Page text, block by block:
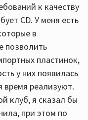
к качеству
CD. У меня есть
в
позволить
пластинок,
у них появилась
время реализуют.
клуб, я сказал бы
при этом по